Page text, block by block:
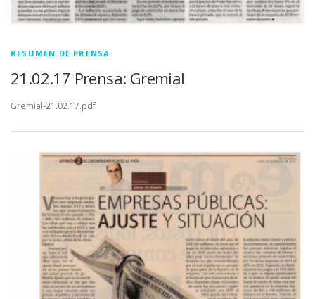
RESUMEN DE PRENSA
21.02.17 Prensa: Gremial
Gremial-21.02.17.pdf